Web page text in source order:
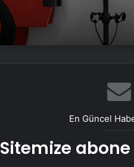
En Güncel
Sitemize